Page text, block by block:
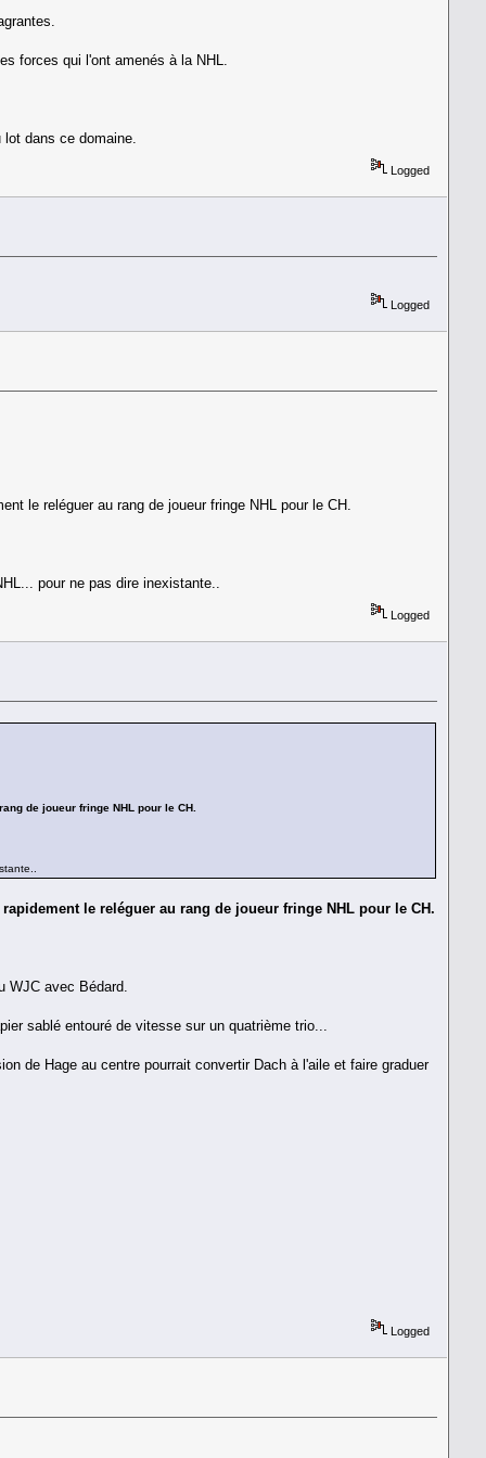
forces qui l'ont amenés à la NHL.
dans ce domaine.
Logged
Logged
le reléguer au rang de joueur fringe NHL pour le CH.
pour ne pas dire inexistante..
Logged
de joueur fringe NHL pour le CH.
le reléguer au rang de joueur fringe NHL pour le CH.
WJC avec Bédard.
sablé entouré de vitesse sur un quatrième trio...
de Hage au centre pourrait convertir Dach à l'aile et faire graduer
Logged